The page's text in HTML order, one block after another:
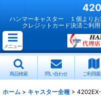
ハンマーキャスター １個より
クレジットカード決済ご利
メニュー
商品検索 問い合わせ ご利用
ホーム > キャスター全種 >